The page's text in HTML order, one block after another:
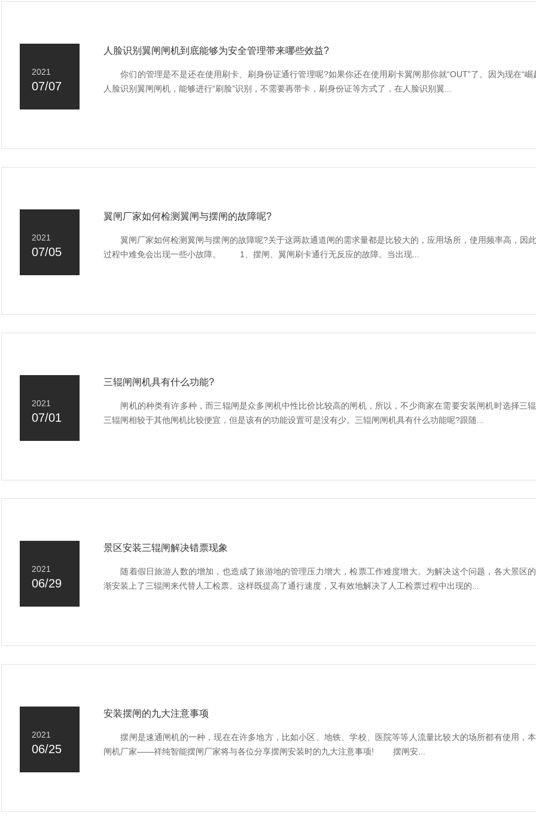
2021
07/07
人脸识别翼闸闸机到底能够为安全管理带来哪些效益?
你们的管理是不是还在使用刷卡、刷身份证通行管理呢?如果你还在使用刷卡翼闸那你就“OUT”了。因为现在“崛
人脸识别翼闸闸机，能够进行“刷脸”识别，不需要再带卡，刷身份证等方式了，在人脸识别翼...
2021
07/05
翼闸厂家如何检测翼闸与摆闸的故障呢?
翼闸厂家如何检测翼闸与摆闸的故障呢?关于这两款通道闸的需求量都是比较大的，应用场所，使用频率高，因
过程中难免会出现一些小故障。 1、摆闸、翼闸刷卡通行无反应的故障。当出现...
2021
07/01
三辊闸闸机具有什么功能?
闸机的种类有许多种，而三辊闸是众多闸机中性比价比较高的闸机，所以，不少商家在需要安装闸机时选择三
三辊闸相较于其他闸机比较便宜，但是该有的功能设置可是没有少。三辊闸闸机具有什么功能呢?跟随...
2021
06/29
景区安装三辊闸解决错票现象
随着假日旅游人数的增加，也造成了旅游地的管理压力增大，检票工作难度增大。为解决这个问题，各大景区
渐安装上了三辊闸来代替人工检票。这样既提高了通行速度，又有效地解决了人工检票过程中出现的...
2021
06/25
安装摆闸的九大注意事项
摆闸是速通闸机的一种，现在在许多地方，比如小区、地铁、学校、医院等等人流量比较大的场所都有使用，
闸机厂家——祥纯智能摆闸厂家将与各位分享摆闸安装时的九大注意事项! 摆闸安...